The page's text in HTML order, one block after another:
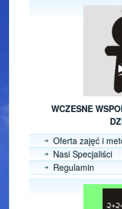
WCZESNE
Oferta zajęć i
Nasi Specjaliści
Regulamin